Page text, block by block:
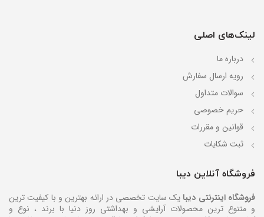
لینک‌های اصلی
درباره ما
رویه ارسال سفارش
سوالات متداول
حریم خصوصی
قوانین و مقررات
ثبت شکایات
فروشگاه آنلاین دیبا
فروشگاه اینترنتی دیبا یک سایت تخصصی در ارائه بهترین و با کیفیت ترین
و متنوع ترین محصولات آرایشی و بهداشتی روز دنیا با برند ، نوع و